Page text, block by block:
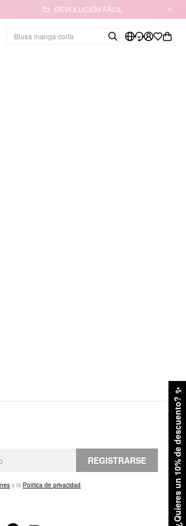
DEVOLUCIÓN FÁCIL
¿Quieres un 10% de descuento?
✨
REGISTRARSE
y la Política de privacidad.